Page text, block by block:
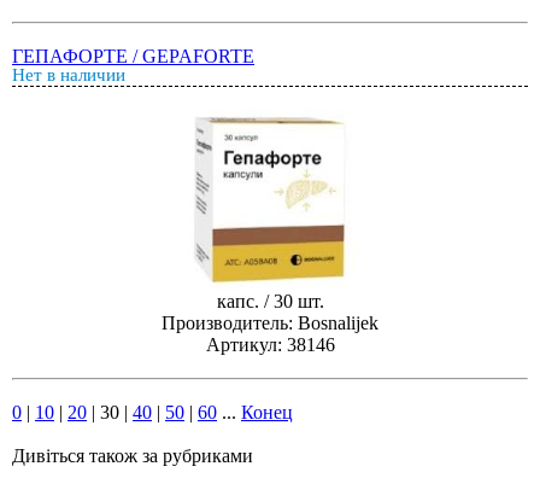
ГЕПАФОРТЕ / GEPAFORTE
Нет в наличии
капс. / 30 шт.
Производитель: Bosnalijek
Артикул: 38146
0 | 10 | 20 | 30 | 40 | 50 | 60 ... Конец
Дивіться також за рубриками